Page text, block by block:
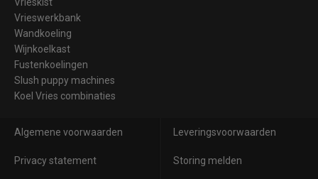
Vrieskist
Vrieswerkbank
Wandkoeling
Wijnkoelkast
Fustenkoelingen
Slush puppy machines
Koel Vries combinaties
Algemene voorwaarden Leveringsvoorwaarden
Privacy statement Storing melden